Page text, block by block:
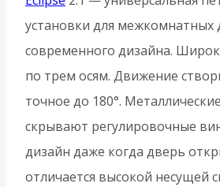
установки для межкомнатных
современного дизайна.
по трем осям. Движение
точное до 180°.
скрывают регулировочные
дизайн даже когда дверь
отличается высокой несущей